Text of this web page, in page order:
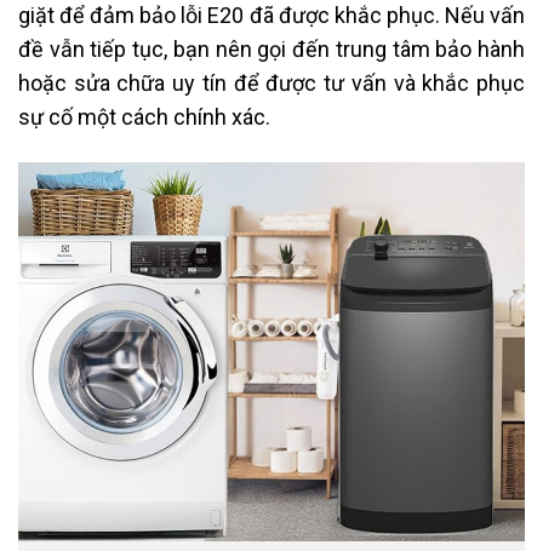
giặt để đảm bảo lỗi E20 đã được khắc phục. Nếu vấn
đề vẫn tiếp tục, bạn nên gọi đến trung tâm bảo hành
hoặc sửa chữa uy tín để được tư vấn và khắc phục
sự cố một cách chính xác.